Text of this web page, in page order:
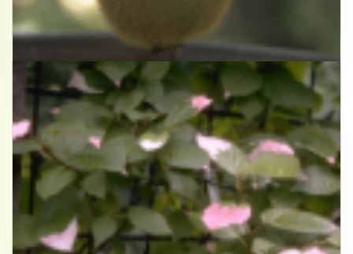
Actinidia deliciosa 'Buitenpost'